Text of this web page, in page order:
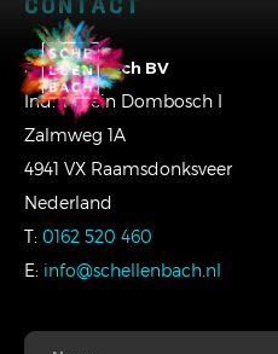
CONTACT
Schellenbach BV
Ind. Terrein Dombosch I
Zalmweg 1A
4941 VX Raamsdonksveer
Nederland
T: 0162 520 460
E: info@schellenbach.nl